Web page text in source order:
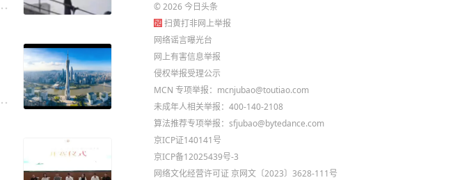
©2026今日头条
扫黄打非网上举报
网络谣言曝光台
网上有害信息举报
侵权举报受理公示
MCN 专项举报：mcnjubao@toutiao.com
未成年人相关举报：400-140-2108
算法推荐专项举报：sfjubao@bytedance.com
京ICP证140141号
京ICP备12025439号-3
网络文化经营许可证 京网文〔2023〕3628-111号